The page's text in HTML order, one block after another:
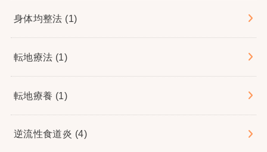
身体均整法 (1)
転地療法 (1)
転地療養 (1)
逆流性食道炎 (4)